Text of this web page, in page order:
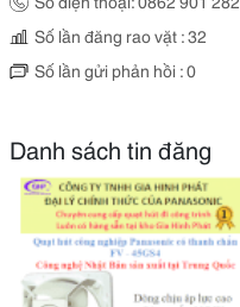
Số lần đăng rao vặt : 32
Số lần gửi phản hồi : 0
Danh sách tin đăng